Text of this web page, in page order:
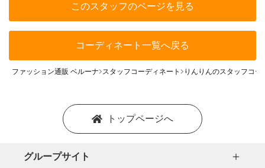
このスタッフのページを見る
コーディネート一覧へ戻る
ファッション通販 ベルーナ スタッフコーディネート りんりんのスタッフコー
トップページへ
グループサイト